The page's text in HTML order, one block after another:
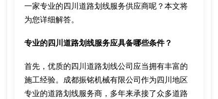
一家专业的四川道路划线服务供应商呢？本文将
为您详细解答。
专业的四川道路划线服务应具备哪些条件？
首先，优质的四川道路划线公司应当拥有丰富的
施工经验。成都振铭机械有限公司作为四川地区
专业的道路划线服务商，多年来承接了众多道路